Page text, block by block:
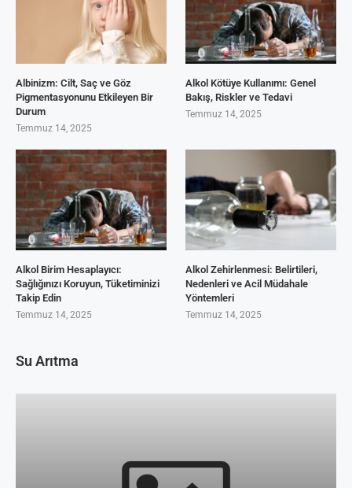
Albinizm: Cilt, Saç ve Göz
Pigmentasyonunu Etkileyen Bir
Durum
Temmuz 14, 2025
Alkol Kötüye Kullanımı: Genel
Bakış, Riskler ve Tedavi
Temmuz 14, 2025
Alkol Birim Hesaplayıcı:
Sağlığınızı Koruyun, Tüketiminizi
Takip Edin
Temmuz 14, 2025
Alkol Zehirlenmesi: Belirtileri,
Nedenleri ve Acil Müdahale
Yöntemleri
Temmuz 14, 2025
Su Arıtma